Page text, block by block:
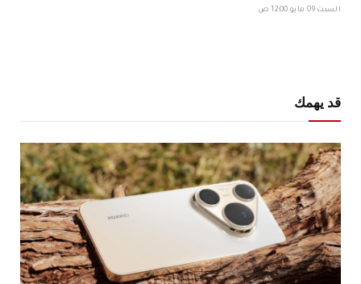
السبت 09 مايو 12:00 ص
قد يهمك